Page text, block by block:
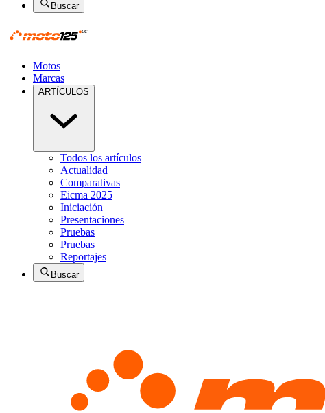
Buscar
Motos
Marcas
ARTÍCULOS
Todos los artículos
Actualidad
Comparativas
Eicma 2025
Iniciación
Presentaciones
Pruebas
Pruebas
Reportajes
Buscar